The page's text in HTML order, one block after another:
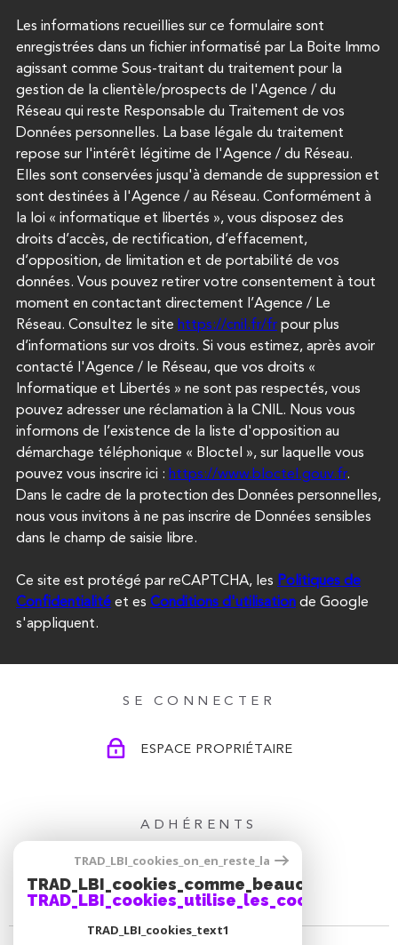
Les informations recueillies sur ce formulaire sont
enregistrées dans un fichier informatisé par La Boite Immo
agissant comme Sous-traitant du traitement pour la
gestion de la clientèle/prospects de l'Agence / du
Réseau qui reste Responsable du Traitement de vos
Données personnelles. La base légale du traitement
repose sur l'intérêt légitime de l'Agence / du Réseau.
Elles sont conservées jusqu'à demande de suppression et
sont destinées à l'Agence / au Réseau. Conformément à
la loi « informatique et libertés », vous disposez des
droits d’accès, de rectification, d’effacement,
d’opposition, de limitation et de portabilité de vos
données. Vous pouvez retirer votre consentement à tout
moment en contactant directement l’Agence / Le
Réseau. Consultez le site https://cnil.fr/fr pour plus
d’informations sur vos droits. Si vous estimez, après avoir
contacté l'Agence / le Réseau, que vos droits «
Informatique et Libertés » ne sont pas respectés, vous
pouvez adresser une réclamation à la CNIL. Nous vous
informons de l’existence de la liste d'opposition au
démarchage téléphonique « Bloctel », sur laquelle vous
pouvez vous inscrire ici : https://www.bloctel.gouv.fr.
Dans le cadre de la protection des Données personnelles,
nous vous invitons à ne pas inscrire de Données sensibles
dans le champ de saisie libre.
Ce site est protégé par reCAPTCHA, les Politiques de
Confidentialité et es Conditions d'utilisation de Google
s'appliquent.
SE CONNECTER
ESPACE PROPRIÉTAIRE
ADHÉRENTS
TRAD_LBI_cookies_on_en_reste_la
TRAD_LBI_cookies_utilise_les_cookies
TRAD_LBI_cookies_text1